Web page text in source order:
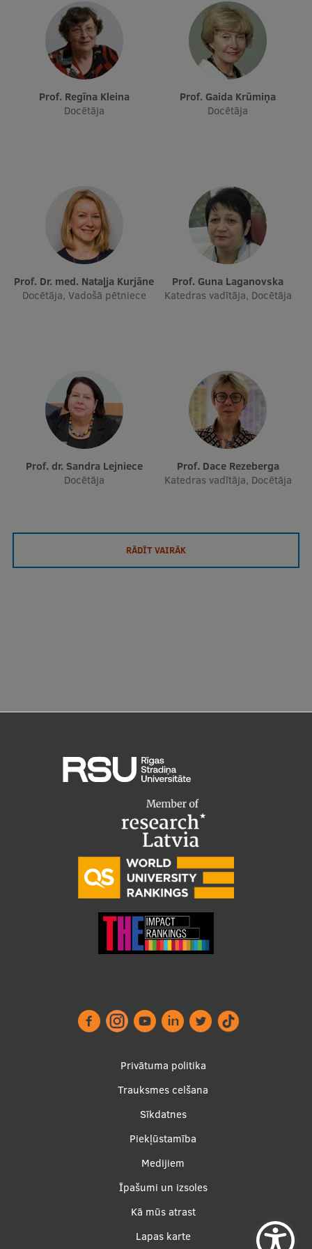
Starptautiskā sadarbība
Mobilitātes programmas
Starptautiskie projekti
EATRIS koordinators Latvijā
Prof. Regīna Kleina
Docētāja
Prof. Gaida Krūmiņa
Docētāja
Prof. Dr. med. Nataļja Kurjāne
Docētāja, Vadošā pētniece
Prof. Guna Laganovska
Katedras vadītāja, Docētāja
Prof. dr. Sandra Lejniece
Docētāja
Prof. Dace Rezeberga
Katedras vadītāja, Docētāja
RĀDĪT VAIRĀK
Privātuma politika
Trauksmes celšana
Sīkdatnes
Piekļūstamība
Medijiem
Īpašumi un izsoles
Kā mūs atrast
Lapas karte